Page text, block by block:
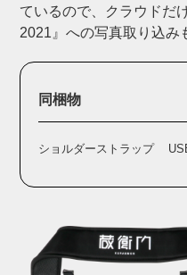
ているので、クラウドだ
2021』への写真取り込み
同梱物
ショルダーストラップ